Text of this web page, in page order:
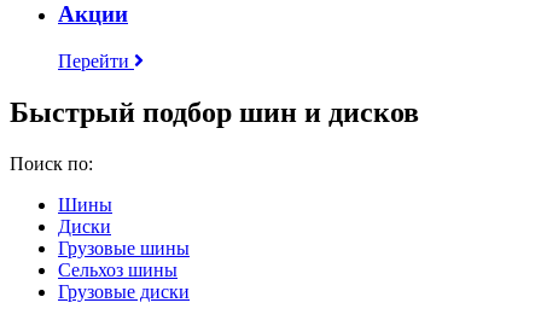
Акции
Перейти
Быстрый подбор шин и дисков
Поиск по:
Шины
Диски
Грузовые шины
Сельхоз шины
Грузовые диски